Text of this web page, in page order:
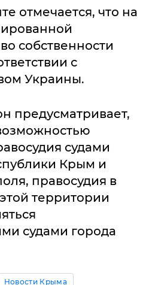
отмечается, что на
собственности
с
Украины.
предусматривает,
судами
Крым и
правосудия в
территории
судами города
Новости Крыма